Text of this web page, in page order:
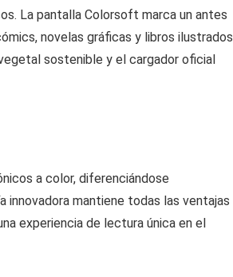
La pantalla Colorsoft marca un antes
novelas gráficas y libros ilustrados
sostenible y el cargador oficial
a color, diferenciándose
mantiene todas las ventajas
experiencia de lectura única en el